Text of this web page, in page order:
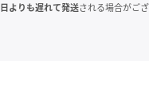
よりも遅れて発送される場合がござ